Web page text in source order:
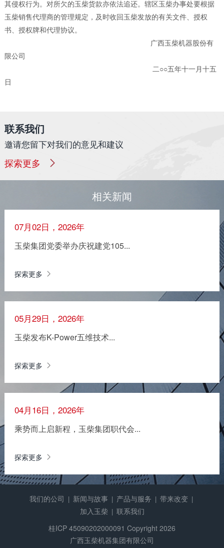
其侵权行为。对所欠的玉柴货款亦依法追还。辖区玉柴办事处要根据
玉柴销售代理商的管理规定，及时收回玉柴发放的有关文件、授权
书、授权牌和代理协议。
广西玉柴机器股份有
限公司
二○○五年十一月十五
日
联系我们
邀请您留下对我们的意见和建议
探索更多
相关新闻
07月02日，2026年
玉柴集团党委举办庆祝建党105...
探索更多
05月29日，2026年
玉柴发布K-Power五维技术...
探索更多
04月16日，2026年
乘势而上启新程，玉柴集团职代会...
探索更多
我们的公司 | 新闻与故事 | 产品与服务 | 带来改变 |
加入玉柴 | 联系我们
桂ICP 45090202000091 Copyright 2026
广西玉柴机器集团有限公司